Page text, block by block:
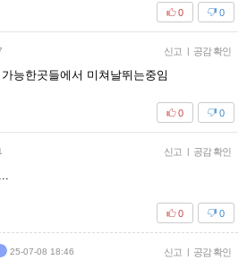
0
0
신고 | 공감 확인
능한곳들에서 미쳐날뛰는중임
0
0
신고 | 공감 확인
0
0
25-07-08 18:46 신고 | 공감 확인